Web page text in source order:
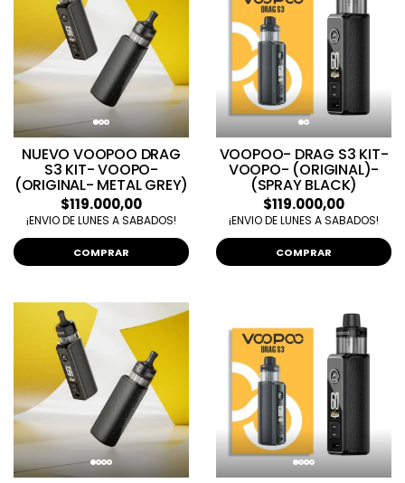
NUEVO VOOPOO DRAG
S3 KIT- VOOPO-
(ORIGINAL- METAL GREY)
$119.000,00
¡ENVIO DE LUNES A SABADOS!
COMPRAR
VOOPOO- DRAG S3 KIT-
VOOPO- (ORIGINAL)-
(SPRAY BLACK)
$119.000,00
¡ENVIO DE LUNES A SABADOS!
COMPRAR